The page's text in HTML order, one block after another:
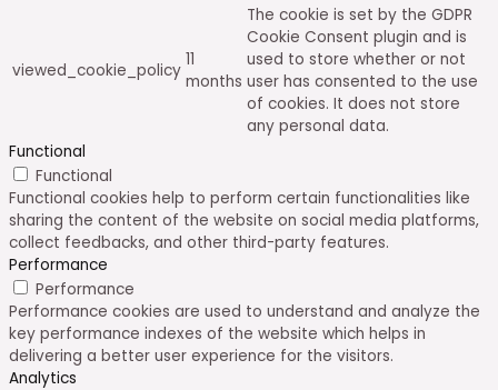
viewed_cookie_policy
11
months
The cookie is set by the GDPR
Cookie Consent plugin and is
used to store whether or not
user has consented to the use
of cookies. It does not store
any personal data.
Functional
Functional
Functional cookies help to perform certain functionalities like
sharing the content of the website on social media platforms,
collect feedbacks, and other third-party features.
Performance
Performance
Performance cookies are used to understand and analyze the
key performance indexes of the website which helps in
delivering a better user experience for the visitors.
Analytics